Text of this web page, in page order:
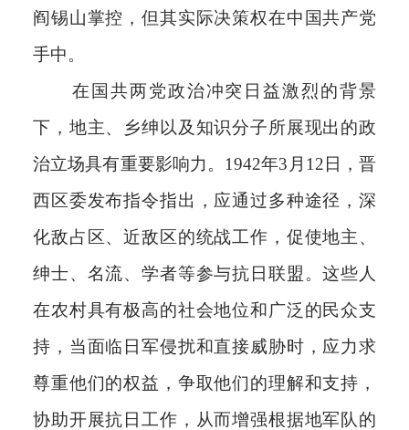
阎锡山掌控，但其实际决策权在中国共产党
手中。
在国共两党政治冲突日益激烈的背景
下，地主、乡绅以及知识分子所展现出的政
治立场具有重要影响力。1942年3月12日，晋
西区委发布指令指出，应通过多种途径，深
化敌占区、近敌区的统战工作，促使地主、
绅士、名流、学者等参与抗日联盟。这些人
在农村具有极高的社会地位和广泛的民众支
持，当面临日军侵扰和直接威胁时，应力求
尊重他们的权益，争取他们的理解和支持，
协助开展抗日工作，从而增强根据地军队的